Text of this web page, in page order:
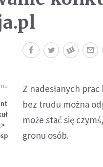
Z nadesłanych
bez trudu można
może stać się
gronu osób.